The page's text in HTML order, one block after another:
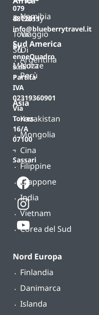
079
4812011
info@blueberrytravel.it
By
enneQuadro
s.r.l.
Partita
IVA
02319360901
Via
Torres
16/A
07100
–
Sassari
Namibia
Sud America
Argentina
Perù
Asia
Kazakistan
Mongolia
Cina
Filippine
Giappone
India
Vietnam
Corea del Sud
Nord Europa
Finlandia
Danimarca
Islanda
B-
Tour
Su
Misura
Classy
Viaggio
Di
Nozze